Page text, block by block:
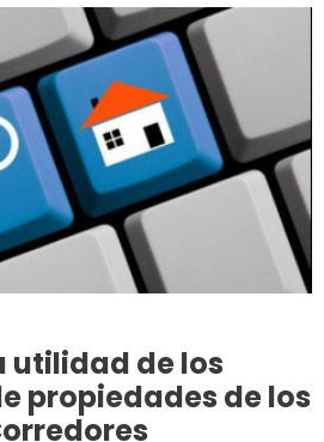
utilidad de los
propiedades de los